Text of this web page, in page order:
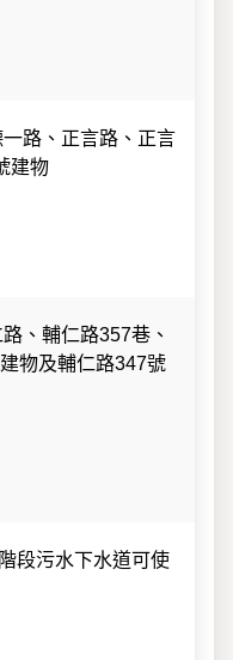
路、正言路、正言
建物
、輔仁路357巷、
物及輔仁路347號
段污水下水道可使